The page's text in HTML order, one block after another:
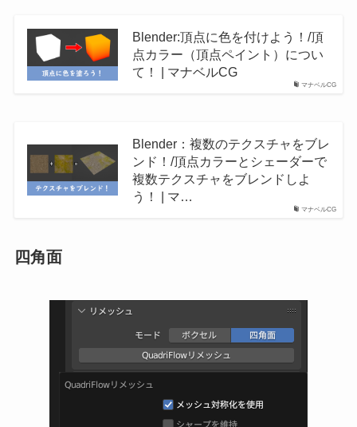
マナベルCG
Blender:頂点に色を付けよう！/頂
点カラー（頂点ペイント）につい
て！ | マナベルCG
マナベルCG
Blender：複数のテクスチャをブレ
ンド！/頂点カラーとシェーダーで
複数テクスチャをブレンドしよ
う！ | マ…
四角面